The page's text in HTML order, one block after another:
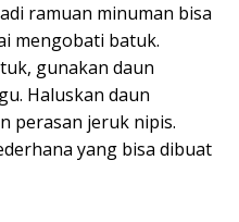
ramuan minuman bisa
mengobati batuk.
gunakan daun
Haluskan daun
perasan jeruk nipis.
yang bisa dibuat